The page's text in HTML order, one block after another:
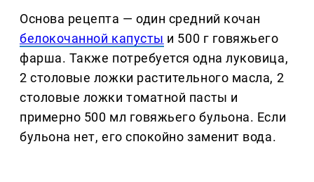
Основа рецепта — один средний кочан
белокочанной капусты и 500 г говяжьего
фарша. Также потребуется одна луковица,
2 столовые ложки растительного масла, 2
столовые ложки томатной пасты и
примерно 500 мл говяжьего бульона. Если
бульона нет, его спокойно заменит вода.